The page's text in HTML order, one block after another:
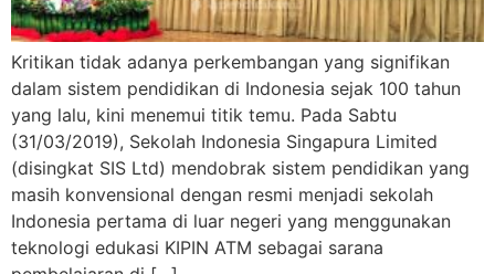
Kritikan tidak adanya perkembangan yang signifikan
dalam sistem pendidikan di Indonesia sejak 100 tahun
yang lalu, kini menemui titik temu. Pada Sabtu
(31/03/2019), Sekolah Indonesia Singapura Limited
(disingkat SIS Ltd) mendobrak sistem pendidikan yang
masih konvensional dengan resmi menjadi sekolah
Indonesia pertama di luar negeri yang menggunakan
teknologi edukasi KIPIN ATM sebagai sarana